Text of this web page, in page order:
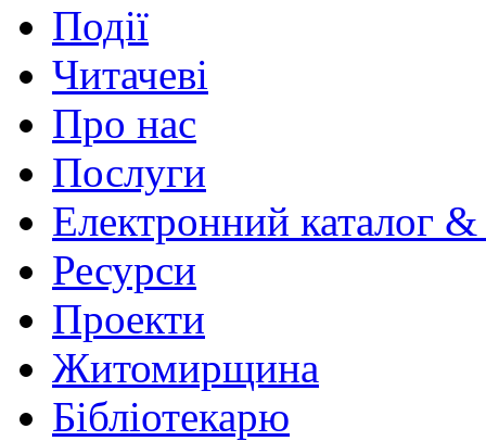
Події
Читачеві
Про нас
Послуги
Електронний каталог
Ресурси
Проекти
Житомирщина
Бібліотекарю